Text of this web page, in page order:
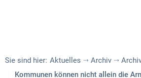
Sie sind hier: Aktuelles Archiv
Kommunen können nicht allein die